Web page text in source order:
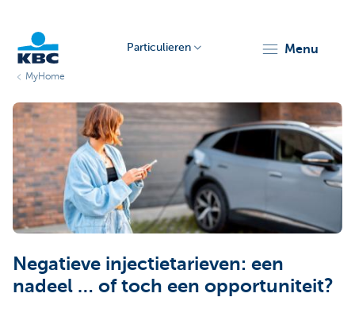
Particulieren
Particulieren menu
MyHome
Negatieve injectietarieven: een
nadeel … of toch een opportuniteit?